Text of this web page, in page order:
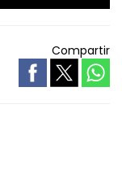
Compartir